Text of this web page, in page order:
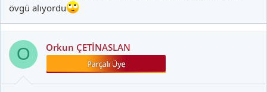
övgü alıyordu
O Orkun ÇETİNASLAN